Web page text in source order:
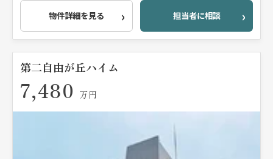
物件詳細を見る 担当者に相談
第二自由が丘ハイム
7,480 万円